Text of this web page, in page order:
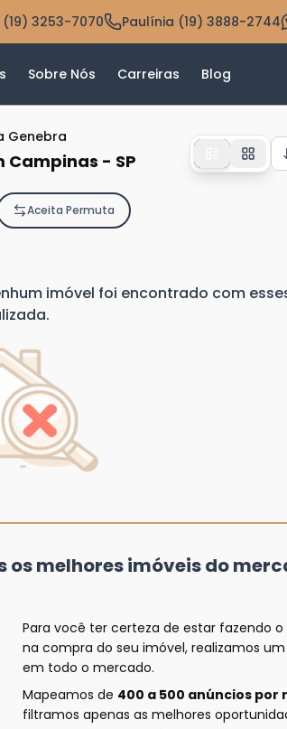
3253-7070 Paulínia (19) 3888-2744
Sobre Nós Carreiras Blog
Genebra
Campinas - SP
Aceita Permuta
imóvel foi encontrado com
os melhores imóveis do
Para você ter certeza de estar fazendo
na compra do seu imóvel, realizamos
em todo o mercado.
Mapeamos de 400 a 500 anúncios por
filtramos apenas as melhores